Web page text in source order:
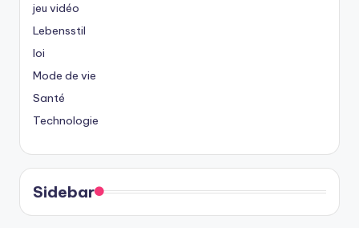
jeu vidéo
Lebensstil
loi
Mode de vie
Santé
Technologie
Sidebar